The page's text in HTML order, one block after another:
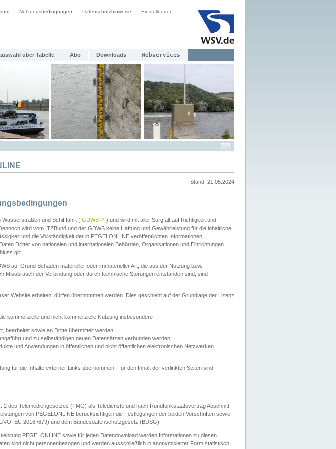
Nutzungsbedingungen Datenschutzhinweise Einstellungen
über Tabelle Abo Downloads Webservices
Stand: 21.05.2024
Wasserstraßen und Schifffahrt ( GDWS ↗ ) und wird mit aller Sorgfalt auf Richtigkeit und
wird vom ITZBund und der GDWS keine Haftung und Gewährleistung für die inhaltliche
und die Vollständigkeit der in PEGELONLINE veröffentlichten Informationen
Dritter von nationalen und internationalen Behörden, Organisationen und Einrichtungen
gilt.
auf Grund Schäden materieller oder immaterieller Art, die aus der Nutzung bzw.
Missbrauch der Verbindung oder durch technische Störungen entstanden sind, sind
Website erhalten, dürfen übernommen werden. Dies geschieht auf der Grundlage der Lizenz
kommerzielle und nicht kommerzielle Nutzung insbesondere
bearbeitet sowie an Dritte übermittelt werden
und zu selbständigen neuen Datensätzen verbunden werden
und Anwendungen in öffentlichen und nicht öffentlichen elektronischen Netzwerken
für die Inhalte externer Links übernommen. Für den Inhalt der verlinkten Seiten sind
2 des Telemediengesetzes (TMG) als Teledienste und nach Rundfunkstaatsvertrag Abschnitt
von PEGELONLINE berücksichtigen die Festlegungen der beiden Vorschriften sowie
EU 2016 /679) und dem Bundesdatenschutzgesetz (BDSG).
PEGELONLINE sowie für jeden Datendownload werden Informationen zu diesen
sind nicht personenbezogen und werden ausschließlich in anonymisierter Form statistisch